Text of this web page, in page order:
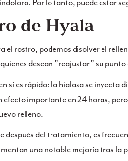
Por lo tanto, puede estar
de Hyala
el rostro, podemos disolver el
desean ”reajustar” su
sí es rápido: la hialasa se inyecta
efecto importante en 24 horas,
relleno.
después del tratamiento, es
una notable mejoría tras la